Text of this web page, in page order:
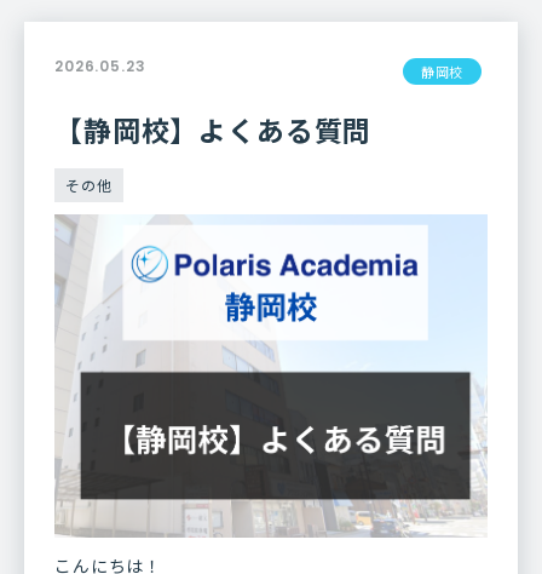
2026.05.23 静岡校
【静岡校】よくある質問
その他
こんにちは！